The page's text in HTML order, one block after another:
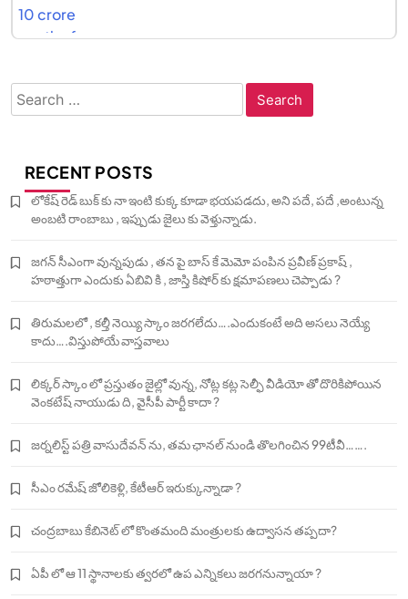
Search
for:
RECENT POSTS
లోకేష్ రెడ్ బుక్ కు నా ఇంటి కుక్క కూడా భయపడదు, అని పదే, పదే ,అంటున్న
అంబటి రాంబాబు , ఇప్పుడు జైలు కు వెళ్తున్నాడు.
జగన్ సీఎంగా వున్నపుడు , తన పై బాస్ కే మెమో పంపిన ప్రవీణ్ ప్రకాష్ ,
హఠాత్తుగా ఎందుకు ఏబివి కి , జాస్తి కిషోర్ కు క్షమాపణలు చెప్పాడు ?
తిరుమలలో , కల్తీ నెయ్యి స్కాం జరగలేదు….ఎందుకంటే అది అసలు నెయ్యే
కాదు….విస్తుపోయే వాస్తవాలు
లిక్కర్ స్కాం లో ప్రస్తుతం జైల్లో వున్న, నోట్ల కట్ల సెల్ఫీ వీడియో తో దొరికిపోయిన
వెంకటేష్ నాయుడు ది, వైసీపీ పార్టీ కాదా ?
జర్నలిస్ట్ పత్రి వాసుదేవన్ ను, తమ ఛానల్ నుండి తొలగించిన 99టీవీ…….
సీఎం రమేష్ జోలికెళ్లి, కేటీఆర్ ఇరుక్కున్నాడా ?
చంద్రబాబు కేబినెట్ లో కొంతమంది మంత్రులకు ఉద్వాసన తప్పదా?
ఏపీ లో ఆ 11 స్థానాలకు త్వరలో ఉప ఎన్నికలు జరగనున్నాయా ?